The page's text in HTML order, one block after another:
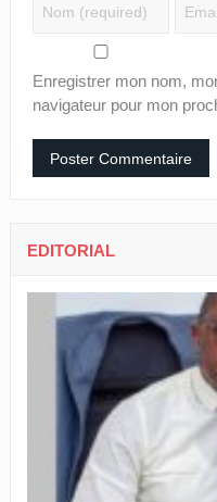
Enregistrer mon nom,
navigateur pour mon
EDITORIAL